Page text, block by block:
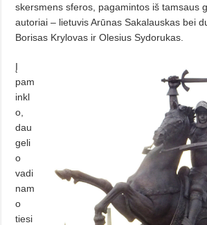
skersmens sferos, pagamintos iš tamsaus
autoriai – lietuvis Arūnas Sakalauskas bei
Borisas Krylovas ir Olesius Sydorukas.
Į
pam
inkl
o,
dau
geli
o
vadi
nam
o
tiesi